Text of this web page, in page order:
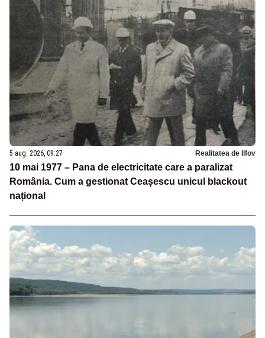
5 aug. 2026, 09:27 Realitatea de Ilfov
10 mai 1977 – Pana de electricitate care a paralizat
România. Cum a gestionat Ceașescu unicul blackout
național